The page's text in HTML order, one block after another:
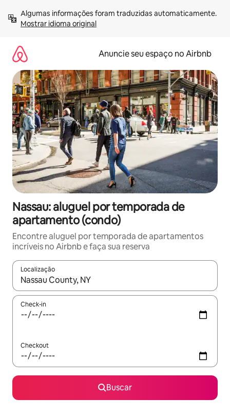
para
Mostrar idioma original
Anuncie seu espaço no Airbnb
Nassau: aluguel por temporada de
apartamento (condo)
Encontre aluguel por temporada de apartamentos
incríveis no Airbnb e faça sua reserva
Localização
Quando os resultados estiverem disponíveis, explore-os
Check-in
Checkout
Buscar